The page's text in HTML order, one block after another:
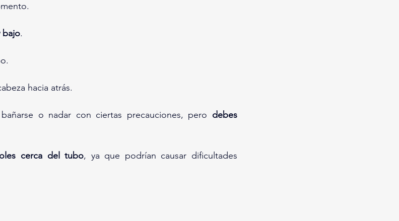
bajo.
hacia atrás.
o nadar con ciertas precauciones, pero debes
cerca del tubo, ya que podrían causar dificultades